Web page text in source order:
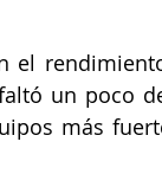
el
un poco
más